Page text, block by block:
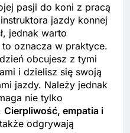
pasji do koni z pracą
jazdy konnej
jednak warto
oznacza w praktyce.
obcujesz z tymi
i dzielisz się swoją
jazdy. Należy jednak
nie tylko
Cierpliwość, empatia i
także odgrywają